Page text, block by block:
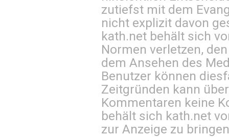
zutiefst mit dem
nicht explizit davon
kath.net behält sich
Normen verletzen,
dem Ansehen des
Benutzer können
Zeitgründen kann
Kommentaren keine
behält sich kath.net
zur Anzeige zu